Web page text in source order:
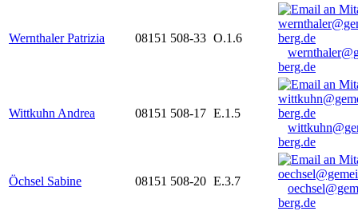
Wernthaler Patrizia 08151 508-33 O.1.6
berg.de
Wittkuhn Andrea 08151 508-17 E.1.5
berg.de
Öchsel Sabine 08151 508-20 E.3.7
berg.de